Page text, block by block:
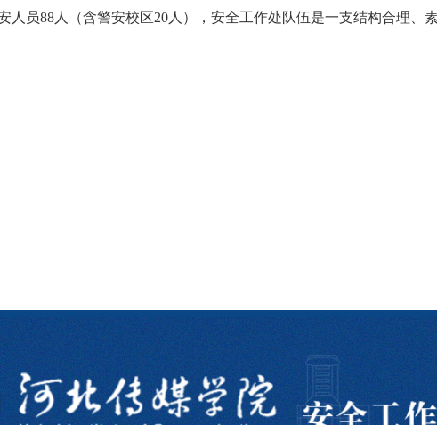
员88人（含警安校区20人），安全工作处队伍是一支结构合理、